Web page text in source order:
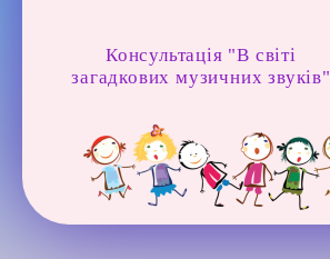
Консультація "В світі
загадкових музичних звуків"